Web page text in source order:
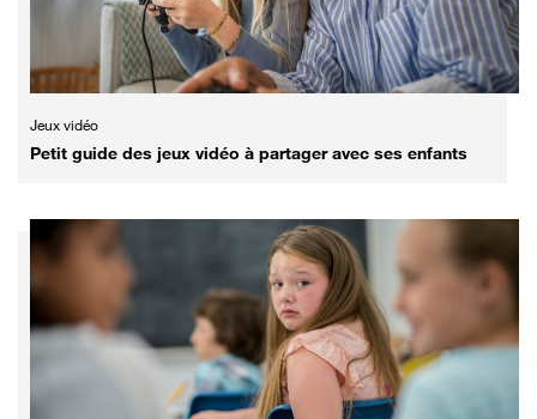
Jeux vidéo
Petit guide des jeux vidéo à partager avec ses enfants